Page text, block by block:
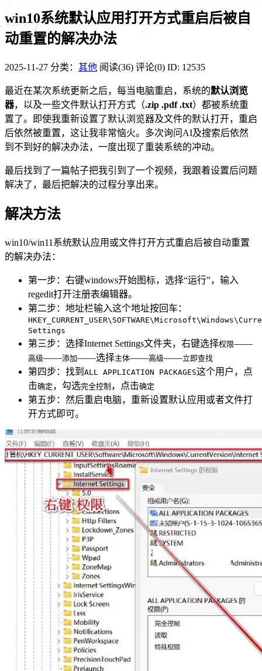
win10系统默认应用打开方式重启后被自
动重置的解决办法
2025-11-27 分类： 其他 阅读(36) 评论(0) ID: 12535
最近在某次系统更新之后，每当电脑重启，系统的默认浏览
器，以及一些文件默认打开方式（.zip .pdf .txt）都被系统重
置了。即使我重新设置了默认浏览器及文件的默认打开，重启
后依然被重置，这让我非常恼火。多次询问AI及搜索后依然
到不到好的解决办法，一度出现了重装系统的冲动。
最后找到了一篇帖子把我引到了一个视频，我跟着设置后问题
解决了，最后把解决的过程分享出来。
解决方法
win10/win11系统默认应用或文件打开方式重启后被自动重置
的解决办法：
第一步：右键windows开始图标，选择“运行”，输入
regedit打开注册表编辑器。
第二步：地址栏输入这个地址按回车：
Settings
第三步：选择Internet Settings文件夹，右键选择权限——
高级——添加——选择主体——高级——立即查找
第四步：找到 ALL APPLICATION PACKAGES这个用户，点
击确定 ，勾选完全控制 ，点击确定
第五步：然后重启电脑，重新设置默认应用或者文件打
开方式即可。